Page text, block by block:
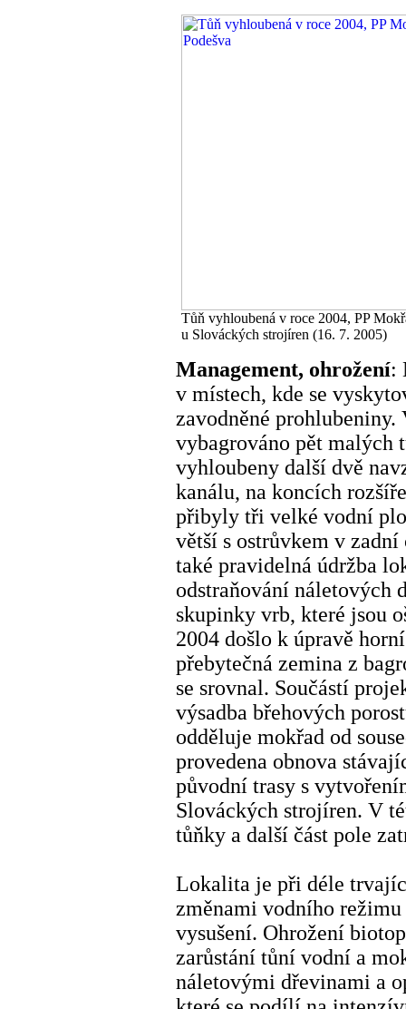
Tůň vyhloubená v roce 2004, PP
u Slováckých strojíren (16. 7. 2005)
Management, ohrožení:
v místech, kde se
zavodněné
vybagrováno pět malých
vyhloubeny další dvě
kanálu, na koncích
přibyly tři velké vodní
větší s ostrůvkem v zadní
také pravidelná údržba
odstraňování náletových
skupinky vrb, které jsou
2004 došlo k úpravě
přebytečná zemina z
se srovnal. Součástí
výsadba břehových
odděluje mokřad od
provedena obnova
původní trasy s
Slováckých strojíren. V
tůňky a další část pole
Lokalita je při déle
změnami vodního
vysušení. Ohrožení
zarůstání tůní vodní a
náletovými dřevinami a